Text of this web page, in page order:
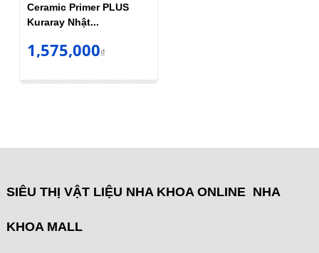
Ceramic Primer PLUS
Kuraray Nhật...
1,575,000₫
SIÊU THỊ VẬT LIỆU NHA KHOA ONLINE NHA
KHOA MALL